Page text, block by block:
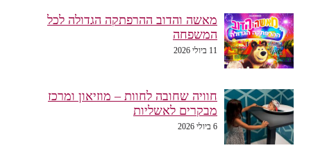
מאשה והדוב ההרפתקה הגדולה לכל
המשפחה
11 ביולי 2026
חוויה שחובה לחוות – מוזיאון ומרכז
מבקרים לאשליות
6 ביולי 2026